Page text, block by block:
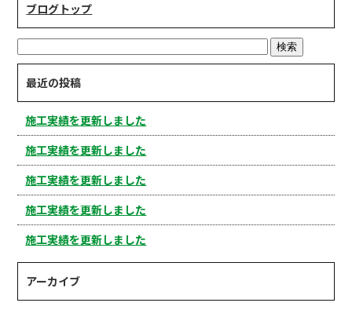
ブログトップ
最近の投稿
施工実績を更新しました
施工実績を更新しました
施工実績を更新しました
施工実績を更新しました
施工実績を更新しました
アーカイブ